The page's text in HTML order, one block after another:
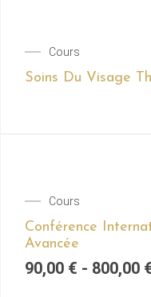
Cours
Soins Du Visage
Cours
Conférence
Avancée
90,00 € - 800,00